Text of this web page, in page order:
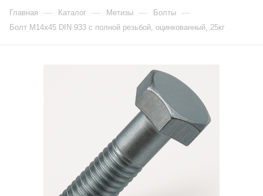
Главная — Каталог — Метизы — Болты —
Болт М14x45 DIN 933 с полной резьбой, оцинкованный, 25кг